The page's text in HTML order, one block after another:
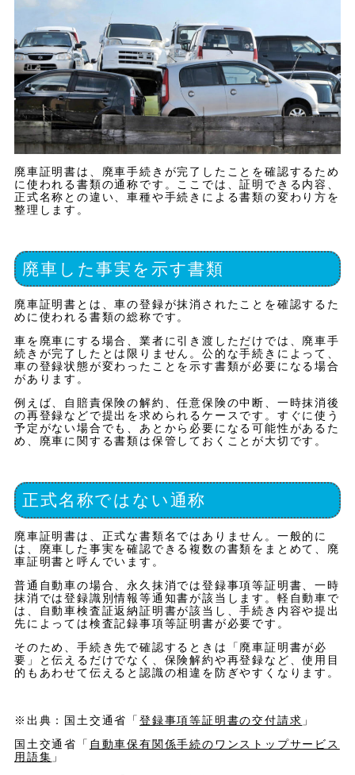
廃車証明書は、廃車手続きが完了したことを確認するため
に使われる書類の通称です。ここでは、証明できる内容、
正式名称との違い、車種や手続きによる書類の変わり方を
整理します。
廃車した事実を示す書類
廃車証明書とは、車の登録が抹消されたことを確認するた
めに使われる書類の総称です。
車を廃車にする場合、業者に引き渡しただけでは、廃車手
続きが完了したとは限りません。公的な手続きによって、
車の登録状態が変わったことを示す書類が必要になる場合
があります。
例えば、自賠責保険の解約、任意保険の中断、一時抹消後
の再登録などで提出を求められるケースです。すぐに使う
予定がない場合でも、あとから必要になる可能性があるた
め、廃車に関する書類は保管しておくことが大切です。
正式名称ではない通称
廃車証明書は、正式な書類名ではありません。一般的に
は、廃車した事実を確認できる複数の書類をまとめて、廃
車証明書と呼んでいます。
普通自動車の場合、永久抹消では登録事項等証明書、一時
抹消では登録識別情報等通知書が該当します。軽自動車で
は、自動車検査証返納証明書が該当し、手続き内容や提出
先によっては検査記録事項等証明書が必要です。
そのため、手続き先で確認するときは「廃車証明書が必
要」と伝えるだけでなく、保険解約や再登録など、使用目
的もあわせて伝えると認識の相違を防ぎやすくなります。
※出典：国土交通省「登録事項等証明書の交付請求 」
国土交通省「 自動車保有関係手続のワンストップサービス
用語集 」